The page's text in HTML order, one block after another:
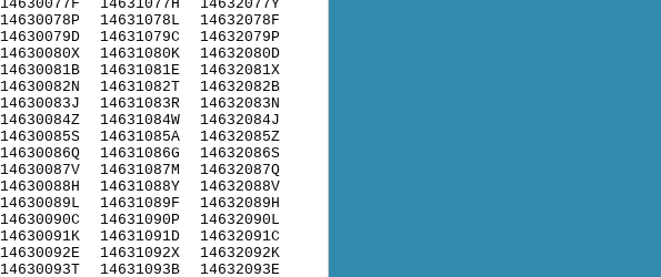
14630077F
14630078P
14630079D
14630080X
14630081B
14630082N
14630083J
14630084Z
14630085S
14630086Q
14630087V
14630088H
14630089L
14630090C
14630091K
14630092E
14630093T
14631077H
14631078L
14631079C
14631080K
14631081E
14631082T
14631083R
14631084W
14631085A
14631086G
14631087M
14631088Y
14631089F
14631090P
14631091D
14631092X
14631093B
14632077Y
14632078F
14632079P
14632080D
14632081X
14632082B
14632083N
14632084J
14632085Z
14632086S
14632087Q
14632088V
14632089H
14632090L
14632091C
14632092K
14632093E